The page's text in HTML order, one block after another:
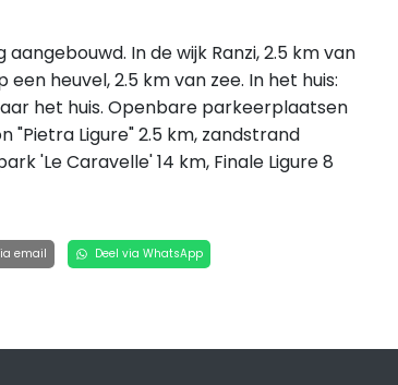
In de wijk Ranzi, 2.5 km van
heuvel, 2.5 km van zee. In het huis:
het huis. Openbare parkeerplaatsen
"Pietra Ligure" 2.5 km, zandstrand
'Le Caravelle' 14 km, Finale Ligure 8
email Deel via WhatsApp